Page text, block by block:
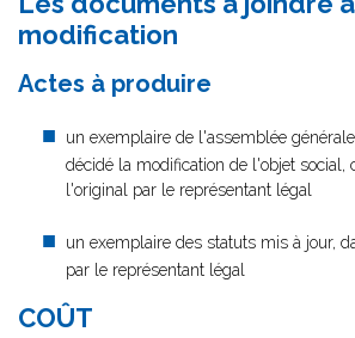
modification
Actes à produire
un exemplaire de l'assemblée
décidé la modification de l'objet social,
l'original par le représentant légal
un exemplaire des statuts mis à jour,
par le représentant légal
COÛT